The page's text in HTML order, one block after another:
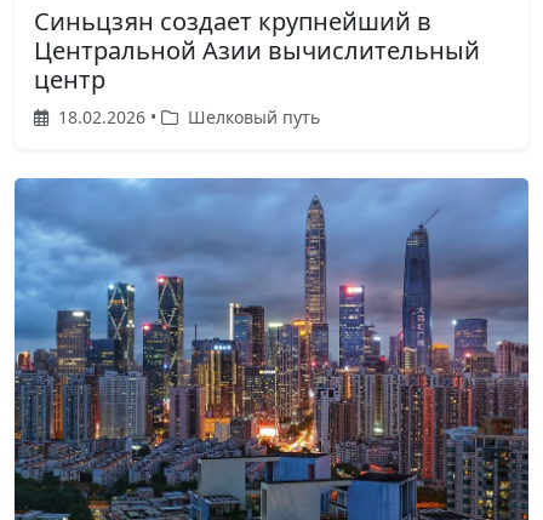
Синьцзян создает крупнейший в
Центральной Азии вычислительный
центр
18.02.2026 • Шелковый путь